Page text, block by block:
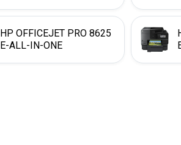
HP OFFICEJET PRO 8625
E-ALL-IN-ONE